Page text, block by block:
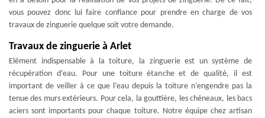
vous pouvez donc lui faire confiance pour prendre en charge de vos
travaux de zinguerie quelque soit votre demande.
Travaux de zinguerie à Arlet
Elément indispensable à la toiture, la zinguerie est un système de
récupération d’eau. Pour une toiture étanche et de qualité, il est
important de veiller à ce que l’eau depuis la toiture n’engendre pas la
tenue des murs extérieurs. Pour cela, la gouttière, les chéneaux, les bacs
aciers sont importants pour chaque toiture. Notre équipe chez artisan